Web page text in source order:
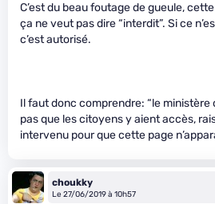
C’est du beau foutage de gueule,
ça ne veut pas dire “interdit”. Si ce
c’est autorisé.
Il faut donc comprendre: “le ministère
pas que les citoyens y aient accès,
intervenu pour que cette page
choukky
Le 27/06/2019 à 10h57